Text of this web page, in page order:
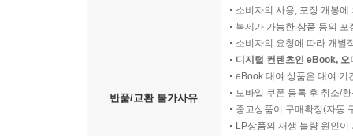
반품/교환 불가사유
소비자의 사용, 포장 개봉
복제가 가능한 상품 등의
소비자의 요청에 따라 개별
디지털 컨텐츠인 eBook,
eBook 대여 상품은 대여 기
모바일 쿠폰 등록 후 취소/
중고상품이 구매확정(자동
LP상품의 재생 불량 원인